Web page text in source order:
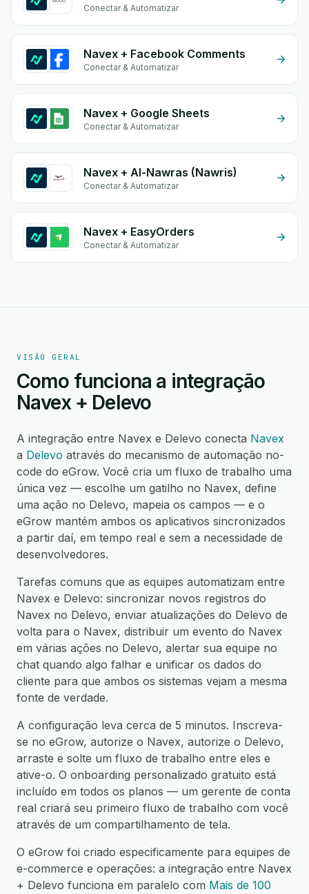
Conectar & Automatizar
Navex + Facebook Comments
Conectar & Automatizar
Navex + Google Sheets
Conectar & Automatizar
Navex + Al-Nawras (Nawris)
Conectar & Automatizar
Navex + EasyOrders
Conectar & Automatizar
VISÃO GERAL
Como funciona a integração
Navex + Delevo
A integração entre Navex e Delevo conecta Navex
a Delevo através do mecanismo de automação no-
code do eGrow. Você cria um fluxo de trabalho uma
única vez — escolhe um gatilho no Navex, define
uma ação no Delevo, mapeia os campos — e o
eGrow mantém ambos os aplicativos sincronizados
a partir daí, em tempo real e sem a necessidade de
desenvolvedores.
Tarefas comuns que as equipes automatizam entre
Navex e Delevo: sincronizar novos registros do
Navex no Delevo, enviar atualizações do Delevo de
volta para o Navex, distribuir um evento do Navex
em várias ações no Delevo, alertar sua equipe no
chat quando algo falhar e unificar os dados do
cliente para que ambos os sistemas vejam a mesma
fonte de verdade.
A configuração leva cerca de 5 minutos. Inscreva-
se no eGrow, autorize o Navex, autorize o Delevo,
arraste e solte um fluxo de trabalho entre eles e
ative-o. O onboarding personalizado gratuito está
incluído em todos os planos — um gerente de conta
real criará seu primeiro fluxo de trabalho com você
através de um compartilhamento de tela.
O eGrow foi criado especificamente para equipes de
e-commerce e operações: a integração entre Navex
+ Delevo funciona em paralelo com Mais de 100